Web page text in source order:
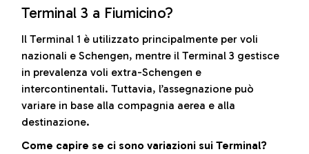
Terminal 3 a Fiumicino?
Il Terminal 1 è utilizzato principalmente per voli
nazionali e Schengen, mentre il Terminal 3 gestisce
in prevalenza voli extra-Schengen e
intercontinentali. Tuttavia, l’assegnazione può
variare in base alla compagnia aerea e alla
destinazione.
Come capire se ci sono variazioni sui Terminal?